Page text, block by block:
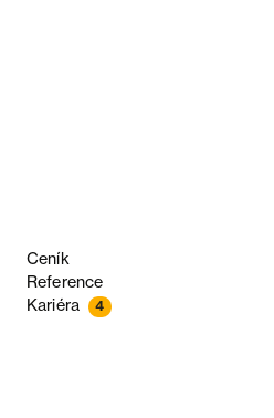
Ceník
Reference
Kariéra 4